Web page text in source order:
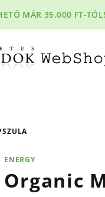
MÁR 35.000 FT-TÓL!
ENERGY
Organic